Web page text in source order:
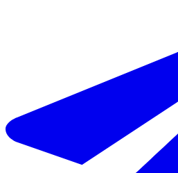
€360.000